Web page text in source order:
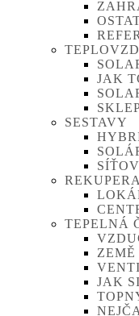
JAK
SESTAVY
TEPELNÁ
JAK